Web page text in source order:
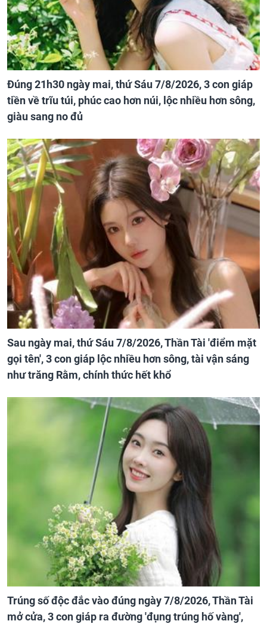
Đúng 21h30 ngày mai, thứ Sáu 7/8/2026, 3 con giáp
tiền về trĩu túi, phúc cao hơn núi, lộc nhiều hơn sông,
giàu sang no đủ
Sau ngày mai, thứ Sáu 7/8/2026, Thần Tài 'điểm mặt
gọi tên', 3 con giáp lộc nhiều hơn sông, tài vận sáng
như trăng Rằm, chính thức hết khổ
Trúng số độc đắc vào đúng ngày 7/8/2026, Thần Tài
mở cửa, 3 con giáp ra đường 'đụng trúng hố vàng',